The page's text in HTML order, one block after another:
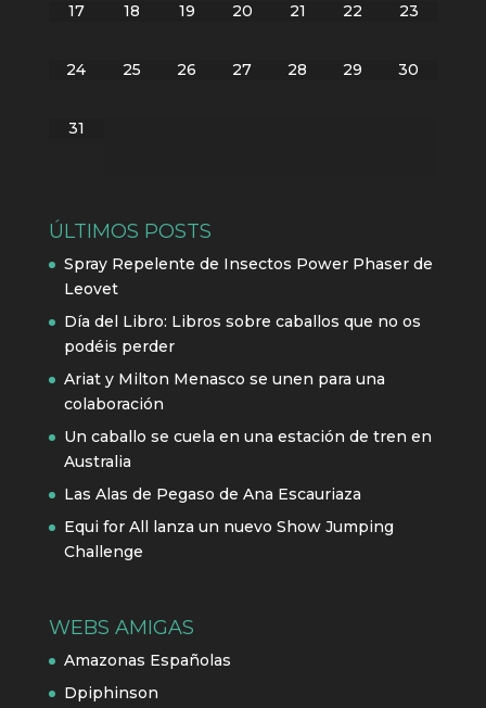
17 18 19 20 21 22 23
24 25 26 27 28 29 30
31
ÚLTIMOS POSTS
Spray Repelente de Insectos Power Phaser de
Leovet
Día del Libro: Libros sobre caballos que no os
podéis perder
Ariat y Milton Menasco se unen para una
colaboración
Un caballo se cuela en una estación de tren en
Australia
Las Alas de Pegaso de Ana Escauriaza
Equi for All lanza un nuevo Show Jumping
Challenge
WEBS AMIGAS
Amazonas Españolas
Dpiphinson